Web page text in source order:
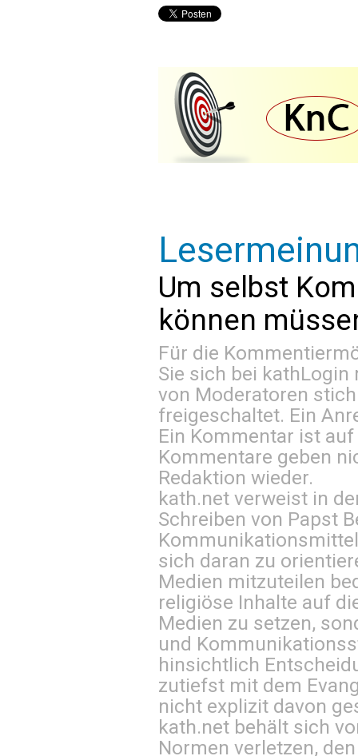
Um selbst
können
Für die
Sie sich bei kathLogin
von Moderatoren
freigeschaltet. Ein
Ein Kommentar ist
Kommentare geben
Redaktion wieder.
kath.net verweist in
Schreiben von Papst
sich daran zu
Medien mitzuteilen
religiöse Inhalte auf
Medien zu setzen,
und
hinsichtlich
zutiefst mit dem
nicht explizit davon
kath.net behält sich
Normen verletzen,